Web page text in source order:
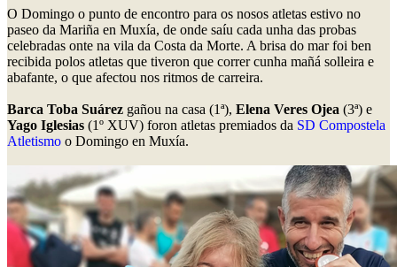
O Domingo o punto de encontro para os nosos atletas estivo no
paseo da Mariña en Muxía, de onde saíu cada unha das probas
celebradas onte na vila da Costa da Morte. A brisa do mar foi ben
recibida polos atletas que tiveron que correr cunha mañá solleira e
abafante, o que afectou nos ritmos de carreira.
Barca Toba Suárez gañou na casa (1ª), Elena Veres Ojea (3ª) e
Yago Iglesias (1º XUV) foron atletas premiados da SD Compostela
Atletismo o Domingo en Muxía.